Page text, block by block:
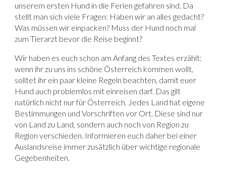
unserem ersten Hund in die Ferien gefahren sind. Da
stellt man sich viele Fragen: Haben wir an alles gedacht?
Was müssen wir einpacken? Muss der Hund noch mal
zum Tierarzt bevor die Reise beginnt?
Wir haben es euch schon am Anfang des Textes erzählt:
wenn ihr zu uns ins schöne Österreich kommen wollt,
solltet ihr ein paar kleine Regeln beachten, damit euer
Hund auch problemlos mit einreisen darf. Das gilt
natürlich nicht nur für Österreich. Jedes Land hat eigene
Bestimmungen und Vorschriften vor Ort. Diese sind nur
von Land zu Land, sondern auch noch von Region zu
Region verschieden. Informieren euch daher bei einer
Auslandsreise immer zusätzlich über wichtige regionale
Gegebenheiten.